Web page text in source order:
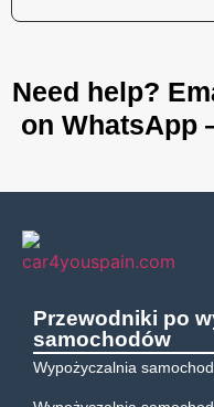
Need help?
on WhatsApp
Przewodniki po
samochodów
Wypożyczalnia